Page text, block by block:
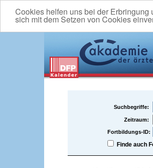
Cookies helfen uns bei der
sich mit dem Setzen von Cookies
Suchbegriffe:
Zeitraum:
Fortbildungs-ID:
Finde auch